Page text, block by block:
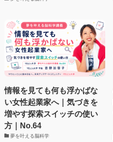
情報を見ても何も浮かばな
い女性起業家へ｜気づきを
増やす探索スイッチの使い
方｜No.64
夢を叶える脳科学